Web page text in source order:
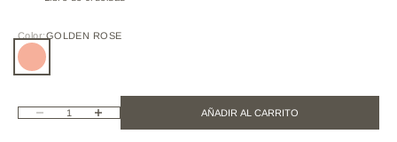
Color:GOLDEN ROSE
GOLDEN ROSE
Reducir cantidadAumentar cantidad AÑADIR AL CARRITO